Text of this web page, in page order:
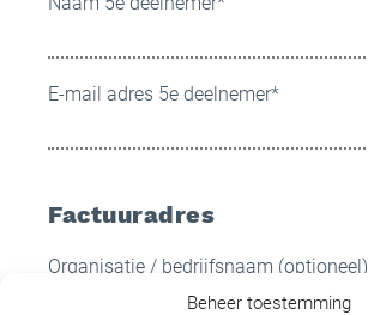
Beheer toestemming
E-mail adres 5e deelnemer*
Factuuradres
Organisatie / bedrijfsnaam (optioneel)